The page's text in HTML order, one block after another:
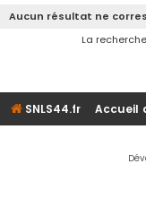
Aucun résultat ne
La
SNLS44.fr Accueil